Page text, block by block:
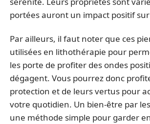
portées auront un impact positif
Par ailleurs, il faut noter que ces
utilisées en lithothérapie pour
les porte de profiter des ondes
dégagent. Vous pourrez donc
protection et de leurs vertus pour
votre quotidien. Un bien-être par
une méthode simple pour garder